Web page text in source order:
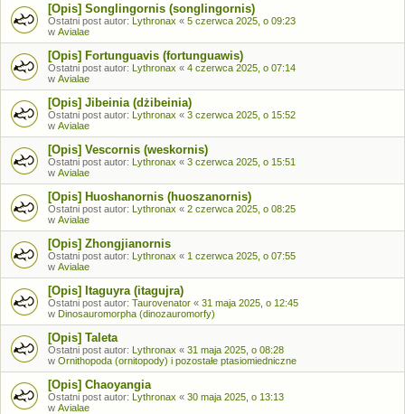
[Opis] Songlingornis (songlingornis)
Ostatni post autor: Lythronax « 5 czerwca 2025, o 09:23
w Avialae
[Opis] Fortunguavis (fortunguawis)
Ostatni post autor: Lythronax « 4 czerwca 2025, o 07:14
w Avialae
[Opis] Jibeinia (dżibeinia)
Ostatni post autor: Lythronax « 3 czerwca 2025, o 15:52
w Avialae
[Opis] Vescornis (weskornis)
Ostatni post autor: Lythronax « 3 czerwca 2025, o 15:51
w Avialae
[Opis] Huoshanornis (huoszanornis)
Ostatni post autor: Lythronax « 2 czerwca 2025, o 08:25
w Avialae
[Opis] Zhongjianornis
Ostatni post autor: Lythronax « 1 czerwca 2025, o 07:55
w Avialae
[Opis] Itaguyra (itagujra)
Ostatni post autor: Taurovenator « 31 maja 2025, o 12:45
w Dinosauromorpha (dinozauromorfy)
[Opis] Taleta
Ostatni post autor: Lythronax « 31 maja 2025, o 08:28
w Ornithopoda (ornitopody) i pozostałe ptasiomiedniczne
[Opis] Chaoyangia
Ostatni post autor: Lythronax « 30 maja 2025, o 13:13
w Avialae